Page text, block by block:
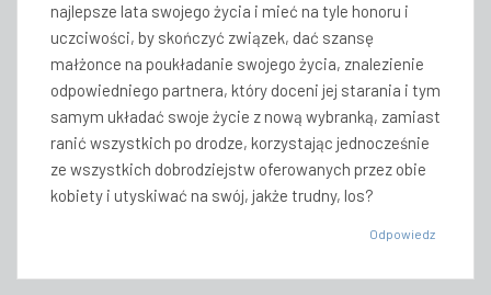
najlepsze lata swojego życia i mieć na tyle honoru i
uczciwości, by skończyć związek, dać szansę
małżonce na poukładanie swojego życia, znalezienie
odpowiedniego partnera, który doceni jej starania i tym
samym układać swoje życie z nową wybranką, zamiast
ranić wszystkich po drodze, korzystając jednocześnie
ze wszystkich dobrodziejstw oferowanych przez obie
kobiety i utyskiwać na swój, jakże trudny, los?
Odpowiedz